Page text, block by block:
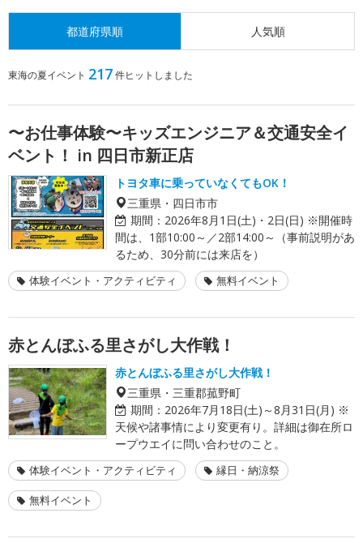
都道府県順 人気順
東海の夏イベント 217件ヒットしました
〜お仕事体験〜キッズエンジニア＆交通安全イ
ベント！ in 四日市新正店
トヨタ車に乗っていなくてもOK！
三重県・四日市市
期間： 2026年8月1日(土)・2日(日) ※開催時
間は、1部10:00～／2部14:00～（事前説明があ
るため、30分前には来店を）
体験イベント・アクティビティ 無料イベント
赤とんぼふる里さがし大作戦！
赤とんぼふる里さがし大作戦！
三重県・三重郡菰野町
期間： 2026年7月18日(土)～8月31日(月) ※
天候や諸事情により変更有り。詳細は御在所ロ
ープウエイに問い合わせのこと。
体験イベント・アクティビティ 縁日・納涼祭
無料イベント